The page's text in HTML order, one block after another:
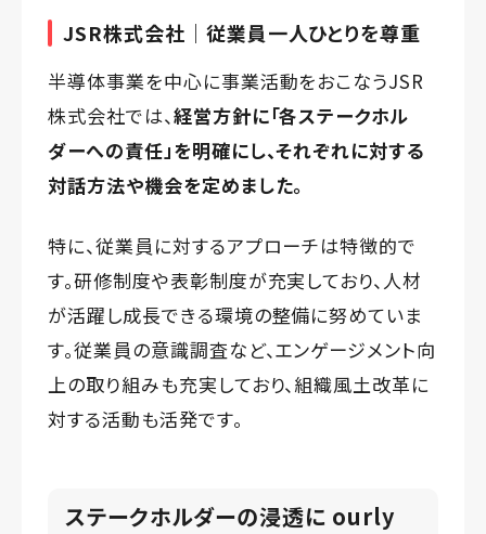
JSR株式会社｜従業員一人ひとりを尊重
半導体事業を中心に事業活動をおこなうJSR
株式会社では、経営方針に「各ステークホル
ダーへの責任」を明確にし、それぞれに対する
対話方法や機会を定めました。
特に、従業員に対するアプローチは特徴的で
す。研修制度や表彰制度が充実しており、人材
が活躍し成長できる環境の整備に努めていま
す。従業員の意識調査など、エンゲージメント向
上の取り組みも充実しており、組織風土改革に
対する活動も活発です。
ステークホルダーの浸透に ourly